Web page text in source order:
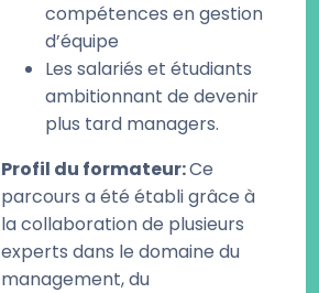
compétences en gestion
d’équipe
Les salariés et étudiants
ambitionnant de devenir
plus tard managers.
Profil du formateur:Ce
parcours a été établi grâce à
la collaboration de plusieurs
experts dans le domaine du
management, du